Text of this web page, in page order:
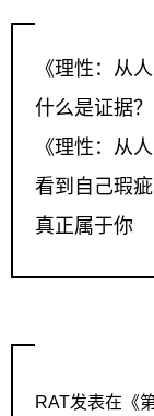
《理性：从
什么是证据？
《理性：从
看到自己瑕
真正属于你
RAT发表在《